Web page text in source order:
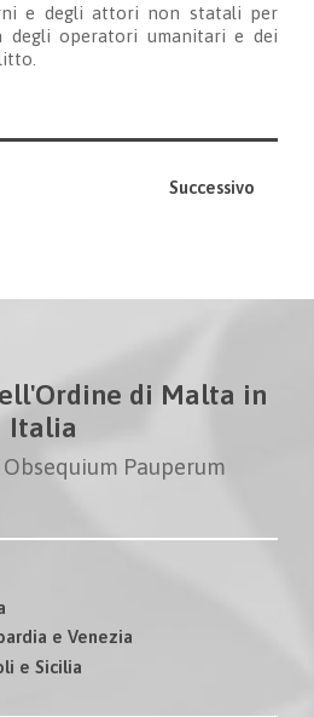
e degli attori non statali per
degli operatori umanitari e dei
Successivo
di Malta in
Italia
Pauperum
e Venezia
e Sicilia